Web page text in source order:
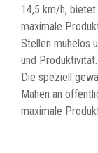
14,5 km/h,
maximale
Stellen mühelos
und
Die speziell
Mähen an
maximale